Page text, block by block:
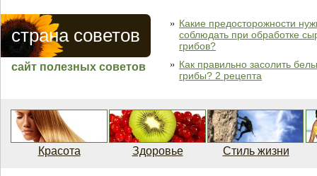
страна советов
сайт полезных советов
Какие предосторожности
соблюдать при обработке
грибов?
Как правильно засолить
грибы? 2 рецепта
Красота Здоровье Стиль жизни